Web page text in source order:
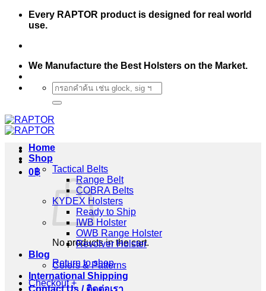
Skip
Every RAPTOR product is designed for real world
use.
We Manufacture the Best Holsters on the Market.
Search
for:
0฿
No products in the cart.
Return to shop
Checkout +
Home
Shop
Tactical Belts
Range Belt
COBRA Belts
KYDEX Holsters
Ready to Ship
IWB Holster
OWB Range Holster
Revolver Holster
Blog
Colors & Patterns
International Shipping
Contact Us / ติดต่อเรา